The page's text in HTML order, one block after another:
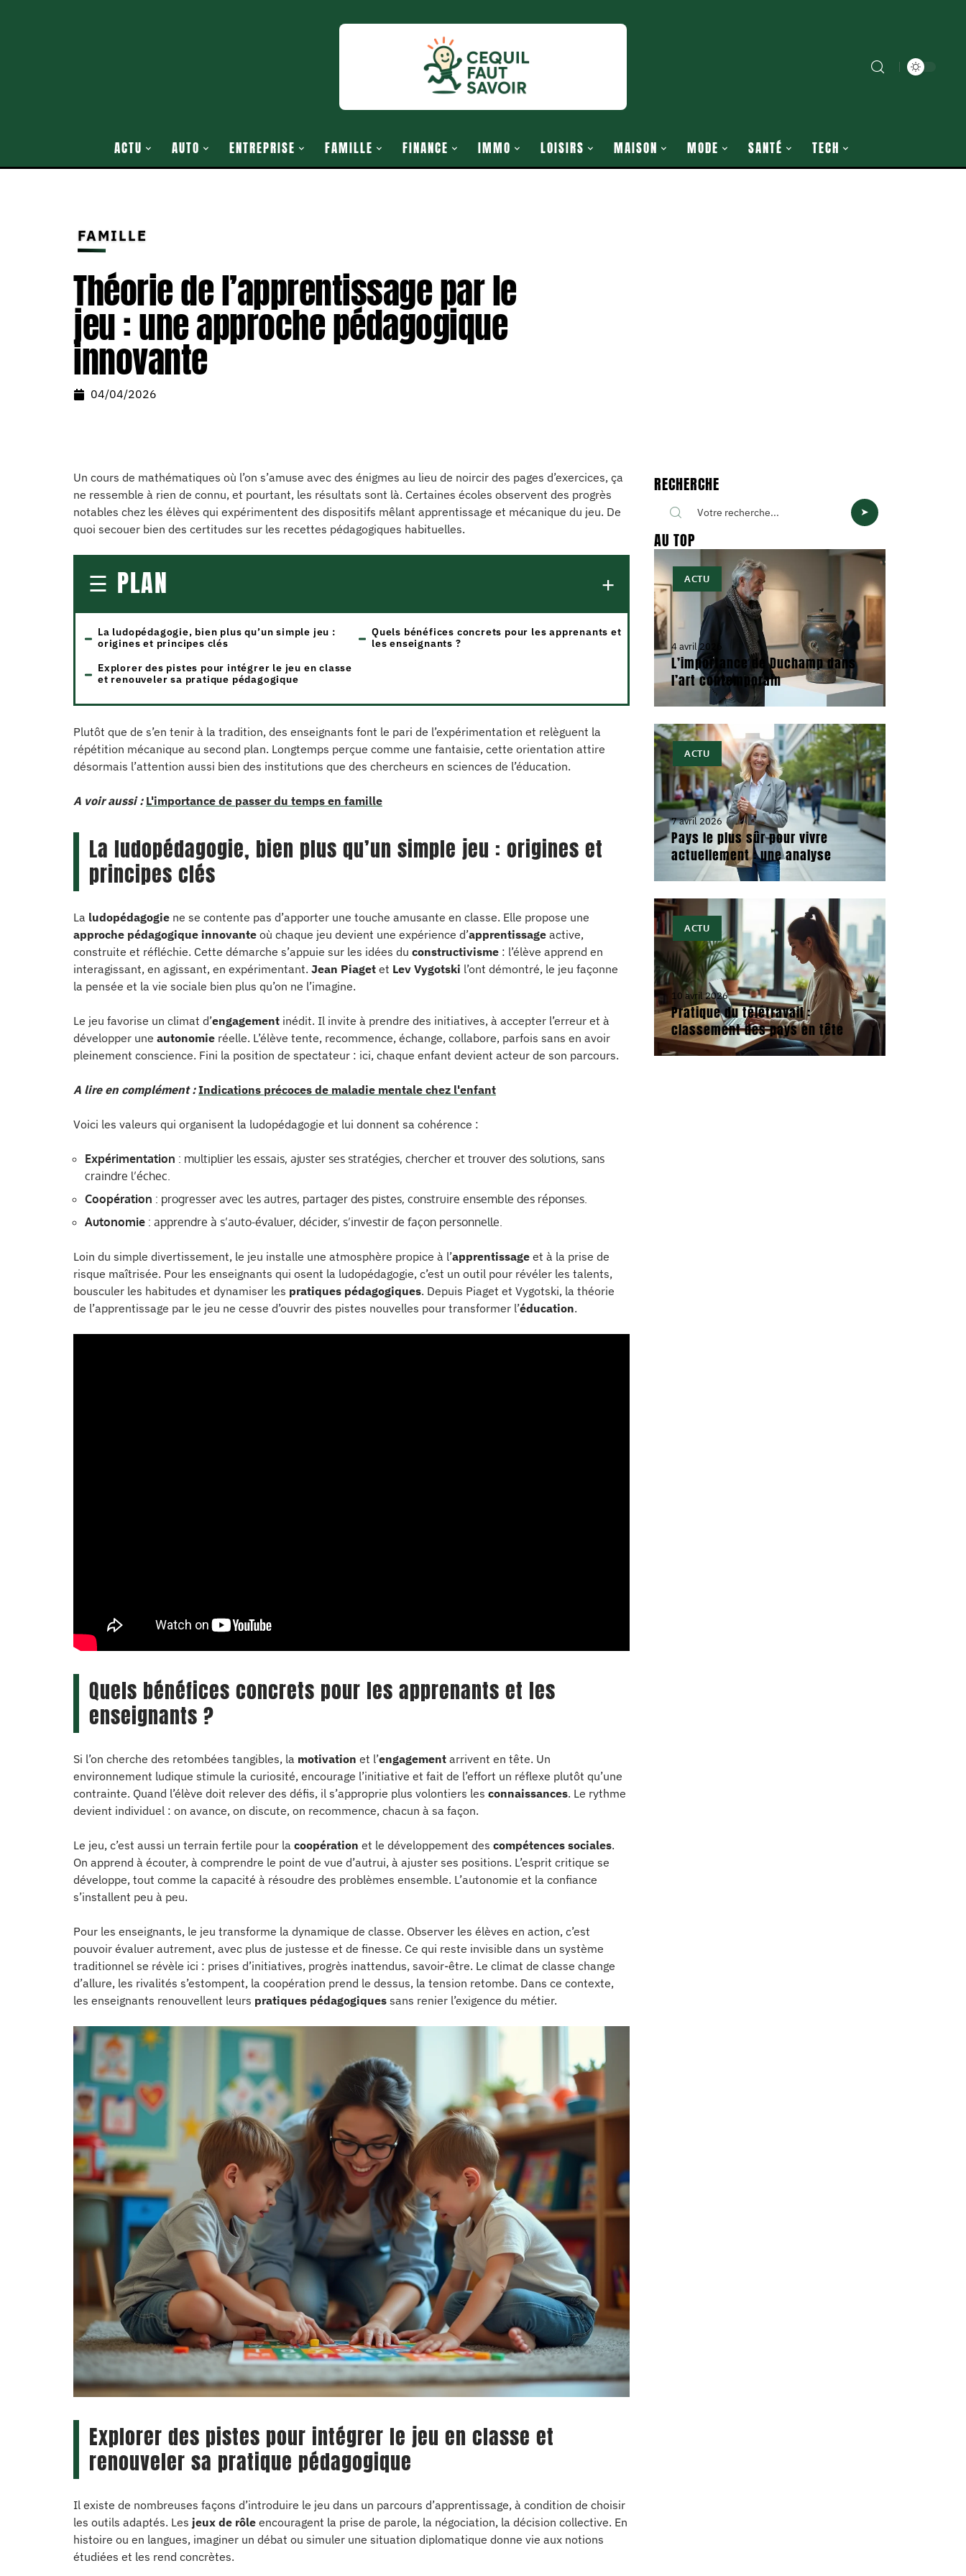
ACTU AUTO ENTREPRISE FAMILLE FINANCE IMMO LOISIRS MAISON MODE SANTÉ TECH
FAMILLE
Théorie de l’apprentissage par le
jeu : une approche pédagogique
innovante
04/04/2026
Un cours de mathématiques où l’on s’amuse avec des énigmes au lieu de noircir des pages d’exercices, ça
ne ressemble à rien de connu, et pourtant, les résultats sont là. Certaines écoles observent des progrès
notables chez les élèves qui expérimentent des dispositifs mêlant apprentissage et mécanique du jeu. De
quoi secouer bien des certitudes sur les recettes pédagogiques habituelles.
PLAN
La ludopédagogie, bien plus qu’un simple jeu :
origines et principes clés
Quels bénéfices concrets pour les apprenants et
les enseignants ?
Explorer des pistes pour intégrer le jeu en classe
et renouveler sa pratique pédagogique
Plutôt que de s’en tenir à la tradition, des enseignants font le pari de l’expérimentation et relèguent la
répétition mécanique au second plan. Longtemps perçue comme une fantaisie, cette orientation attire
désormais l’attention aussi bien des institutions que des chercheurs en sciences de l’éducation.
A voir aussi : L'importance de passer du temps en famille
La ludopédagogie, bien plus qu’un simple jeu : origines et
principes clés
La ludopédagogie ne se contente pas d’apporter une touche amusante en classe. Elle propose une
approche pédagogique innovante où chaque jeu devient une expérience d’apprentissage active,
construite et réfléchie. Cette démarche s’appuie sur les idées du constructivisme : l’élève apprend en
interagissant, en agissant, en expérimentant. Jean Piaget et Lev Vygotski l’ont démontré, le jeu façonne
la pensée et la vie sociale bien plus qu’on ne l’imagine.
Le jeu favorise un climat d’engagement inédit. Il invite à prendre des initiatives, à accepter l’erreur et à
développer une autonomie réelle. L’élève tente, recommence, échange, collabore, parfois sans en avoir
pleinement conscience. Fini la position de spectateur : ici, chaque enfant devient acteur de son parcours.
A lire en complément : Indications précoces de maladie mentale chez l'enfant
Voici les valeurs qui organisent la ludopédagogie et lui donnent sa cohérence :
Expérimentation : multiplier les essais, ajuster ses stratégies, chercher et trouver des solutions, sans
craindre l’échec.
Coopération : progresser avec les autres, partager des pistes, construire ensemble des réponses.
Autonomie : apprendre à s’auto-évaluer, décider, s’investir de façon personnelle.
Loin du simple divertissement, le jeu installe une atmosphère propice à l’apprentissage et à la prise de
risque maîtrisée. Pour les enseignants qui osent la ludopédagogie, c’est un outil pour révéler les talents,
bousculer les habitudes et dynamiser les pratiques pédagogiques. Depuis Piaget et Vygotski, la théorie
de l’apprentissage par le jeu ne cesse d’ouvrir des pistes nouvelles pour transformer l’éducation.
Quels bénéfices concrets pour les apprenants et les
enseignants ?
Si l’on cherche des retombées tangibles, la motivation et l’engagement arrivent en tête. Un
environnement ludique stimule la curiosité, encourage l’initiative et fait de l’effort un réflexe plutôt qu’une
contrainte. Quand l’élève doit relever des défis, il s’approprie plus volontiers les connaissances. Le rythme
devient individuel : on avance, on discute, on recommence, chacun à sa façon.
Le jeu, c’est aussi un terrain fertile pour la coopération et le développement des compétences sociales.
On apprend à écouter, à comprendre le point de vue d’autrui, à ajuster ses positions. L’esprit critique se
développe, tout comme la capacité à résoudre des problèmes ensemble. L’autonomie et la confiance
s’installent peu à peu.
Pour les enseignants, le jeu transforme la dynamique de classe. Observer les élèves en action, c’est
pouvoir évaluer autrement, avec plus de justesse et de finesse. Ce qui reste invisible dans un système
traditionnel se révèle ici : prises d’initiatives, progrès inattendus, savoir-être. Le climat de classe change
d’allure, les rivalités s’estompent, la coopération prend le dessus, la tension retombe. Dans ce contexte,
les enseignants renouvellent leurs pratiques pédagogiques sans renier l’exigence du métier.
Explorer des pistes pour intégrer le jeu en classe et
renouveler sa pratique pédagogique
Il existe de nombreuses façons d’introduire le jeu dans un parcours d’apprentissage, à condition de choisir
les outils adaptés. Les jeux de rôle encouragent la prise de parole, la négociation, la décision collective. En
histoire ou en langues, imaginer un débat ou simuler une situation diplomatique donne vie aux notions
étudiées et les rend concrètes.
RECHERCHE
AU TOP
ACTU
4 avril 2026
L’importance de Duchamp dans
l’art contemporain
ACTU
7 avril 2026
Pays le plus sûr pour vivre
actuellement : une analyse
ACTU
10 avril 2026
Pratique du télétravail :
classement des pays en tête